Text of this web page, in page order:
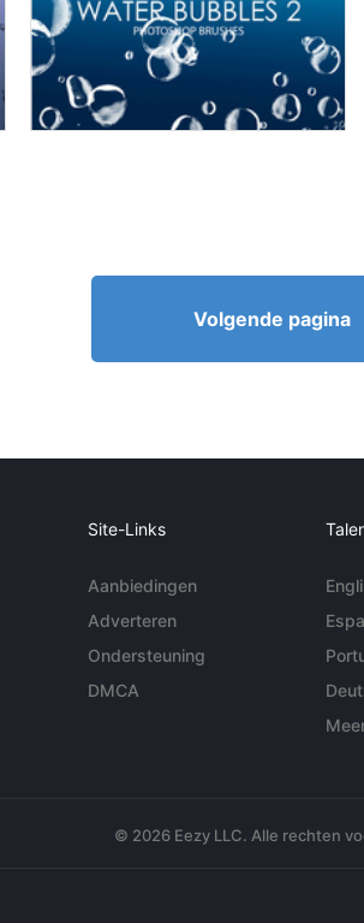
Volgende pagina
Site-Links
Aanbiedingen
Adverteren
Ondersteuning
DMCA
© 2026 Eezy LLC. Alle rechten